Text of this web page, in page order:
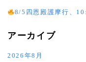
8/5四恩殿護摩行、
アーカイブ
2026年8月